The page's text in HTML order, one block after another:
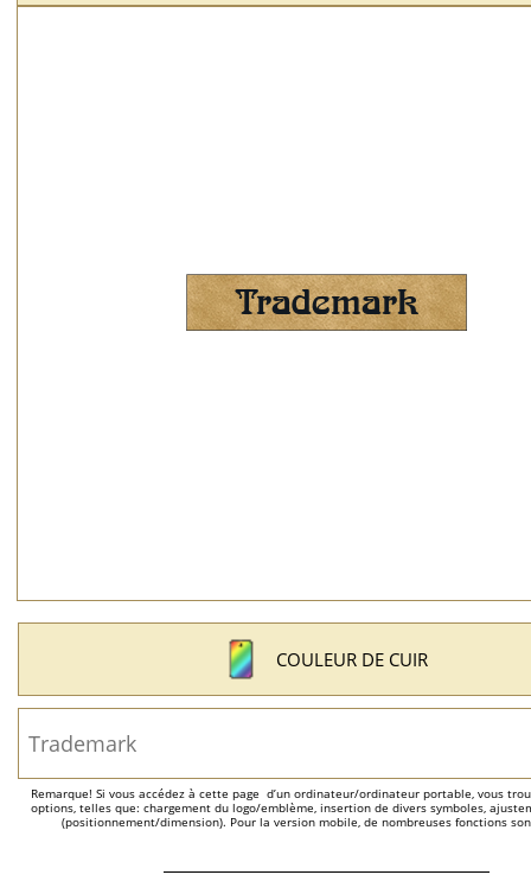
COULEUR DE CUIR
Remarque! Si vous accédez à cette page  d’un ordinateur/ordinateur portable, vous
options, telles que: chargement du logo/emblème, insertion de divers symboles,
(positionnement/dimension). Pour la version mobile, de nombreuses fonctions